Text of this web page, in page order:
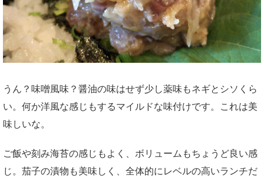
うん？味噌風味？醤油の味はせず少し薬味もネギとシソくら
い。何か洋風な感じもするマイルドな味付けです。これは美
味しいな。
ご飯や刻み海苔の感じもよく、ボリュームもちょうど良い感
じ。茄子の漬物も美味しく、全体的にレベルの高いランチだ